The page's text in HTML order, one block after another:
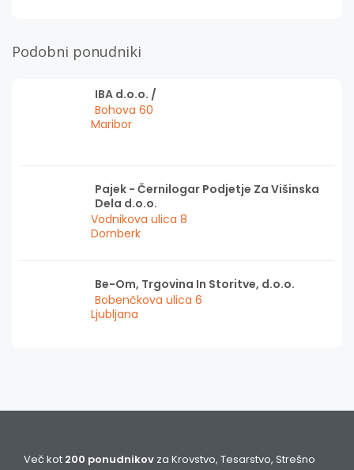
Podobni ponudniki
IBA d.o.o. /
Bohova 60
Maribor
Pajek - Černilogar Podjetje Za Višinska
Dela d.o.o.
Vodnikova ulica 8
Dornberk
Be-Om, Trgovina In Storitve, d.o.o.
Bobenčkova ulica 6
Ljubljana
Več kot 200 ponudnikov za Krovstvo, Tesarstvo, Strešno